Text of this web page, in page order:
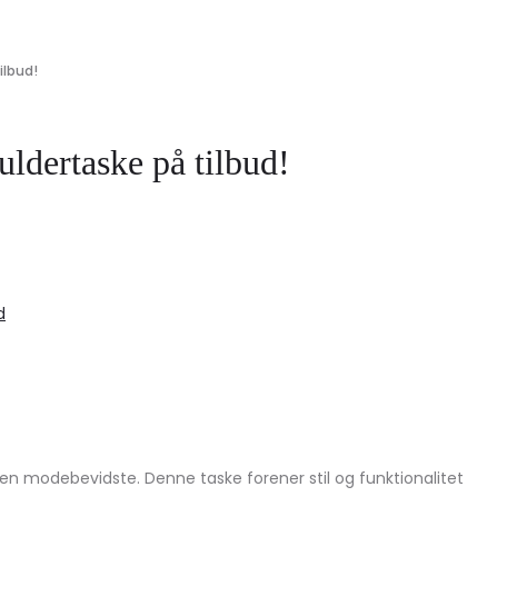
på tilbud!
modebevidste. Denne taske forener stil og funktionalitet